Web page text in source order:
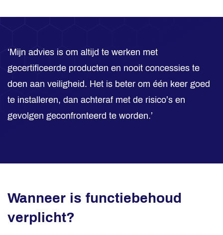
‘Mijn advies is om altijd te werken met
gecertificeerde producten en nooit concessies te
doen aan veiligheid. Het is beter om één keer goed
te installeren, dan achteraf met de risico’s en
gevolgen geconfronteerd te worden.’
Wanneer is functiebehoud
verplicht?